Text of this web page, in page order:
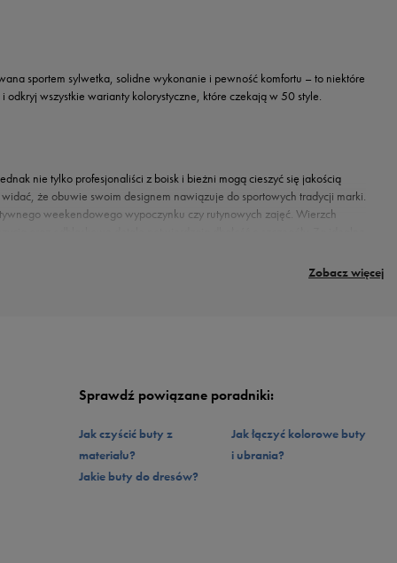
Zobacz więcej
sportem sylwetka, solidne wykonanie i pewność komfortu – to niektóre
wszystkie warianty kolorystyczne, które czekają w 50 style.
nie tylko profesjonaliści z boisk i bieżni mogą cieszyć się jakością
że obuwie swoim designem nawiązuje do sportowych tradycji marki.
weekendowego wypoczynku czy rutynowych zajęć. Wierzch
z ciemnymi
Sprawdź powiązane poradniki:
Jak czyścić buty z
materiału?
Jakie buty do dresów?
Jak łączyć kolorowe buty
i ubrania?